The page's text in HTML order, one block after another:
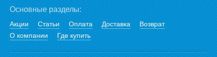
Основные разделы:
Акции Статьи Оплата Доставка
Возврат
О компании
Где купить